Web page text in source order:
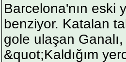
Barcelona'nın eski
benziyor. Katalan
gole ulaşan
&quot;Kaldığım